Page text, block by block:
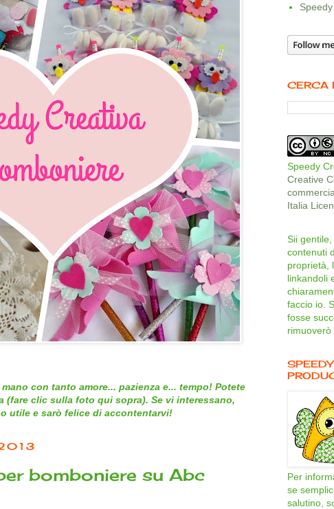
con tanto amore... pazienza e... tempo! Potete
(fare clic sulla foto qui sopra). Se vi interessano,
utile e sarò felice di accontentarvi!
bomboniere su Abc
CERCA
Speedy
Creative
Italia
Sii
contenuti
proprietà,
linkandoli
faccio io.
fosse
rimuoverò
Per
se
salutino,